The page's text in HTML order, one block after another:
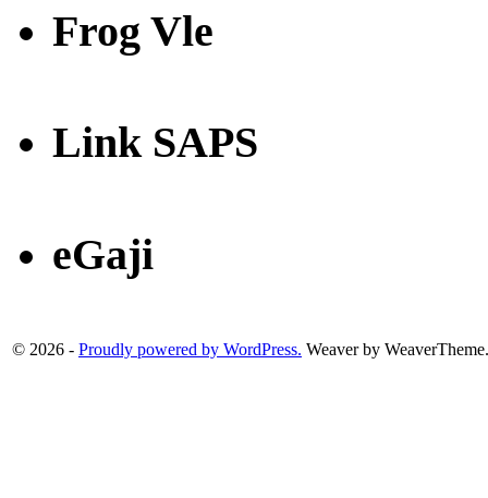
Frog Vle
Link SAPS
eGaji
© 2026 - Proudly powered by WordPress. Weaver by